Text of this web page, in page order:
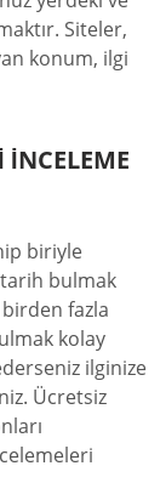
Siteler,
konum, ilgi
biriyle
bulmak
fazla
kolay
ilginize
Ücretsiz